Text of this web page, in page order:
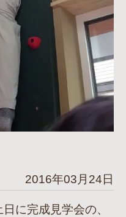
2016年03月24日
に完成見学会の、